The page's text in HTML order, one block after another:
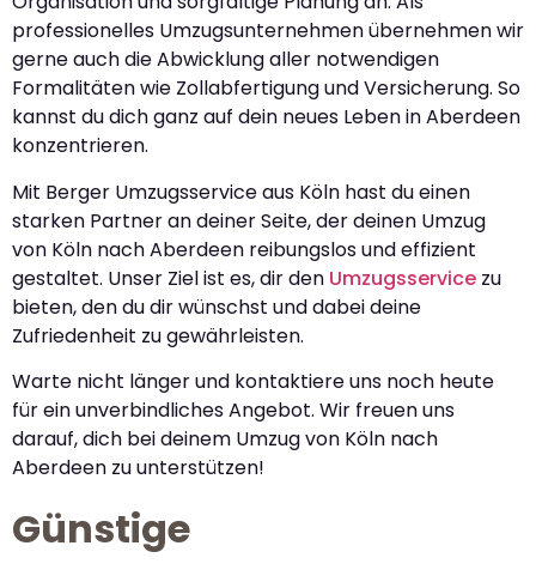
professionelles Umzugsunternehmen übernehmen wir
gerne auch die Abwicklung aller notwendigen
Formalitäten wie Zollabfertigung und Versicherung. So
kannst du dich ganz auf dein neues Leben in Aberdeen
konzentrieren.
Mit Berger Umzugsservice aus Köln hast du einen
starken Partner an deiner Seite, der deinen Umzug
von Köln nach Aberdeen reibungslos und effizient
gestaltet. Unser Ziel ist es, dir den Umzugsservice zu
bieten, den du dir wünschst und dabei deine
Zufriedenheit zu gewährleisten.
Warte nicht länger und kontaktiere uns noch heute
für ein unverbindliches Angebot. Wir freuen uns
darauf, dich bei deinem Umzug von Köln nach
Aberdeen zu unterstützen!
Günstige